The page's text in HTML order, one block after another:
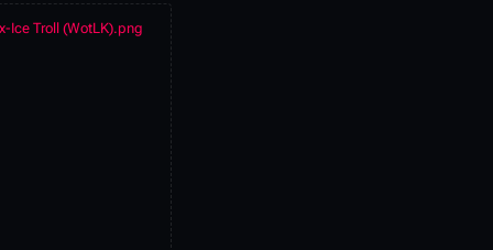
Ice Troll (WotLK).png